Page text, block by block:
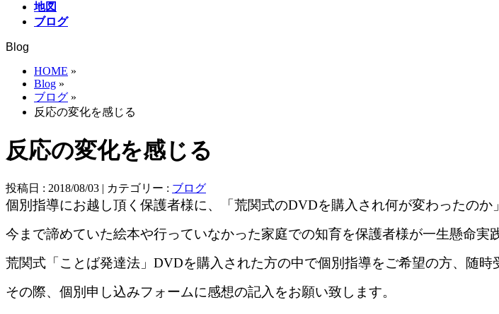
地図
ブログ
Blog
HOME »
Blog »
ブログ »
反応の変化を感じる
反応の変化を感じる
投稿日 : 2018/08/03 | カテゴリー : ブログ
個別指導にお越し頂く保護者様に、「荒関式のDVDを購入され何が変わったの
今まで諦めていた絵本や行っていなかった家庭での知育を保護者様が一生懸命実
荒関式「ことば発達法」DVDを購入された方の中で個別指導をご希望の方、随時
その際、個別申し込みフォームに感想の記入をお願い致します。